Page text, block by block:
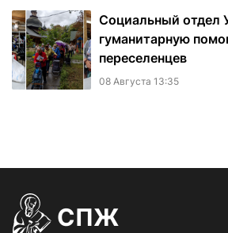
Социальный отдел
гуманитарную
переселенцев
08 Августа 13:35
СПЖ